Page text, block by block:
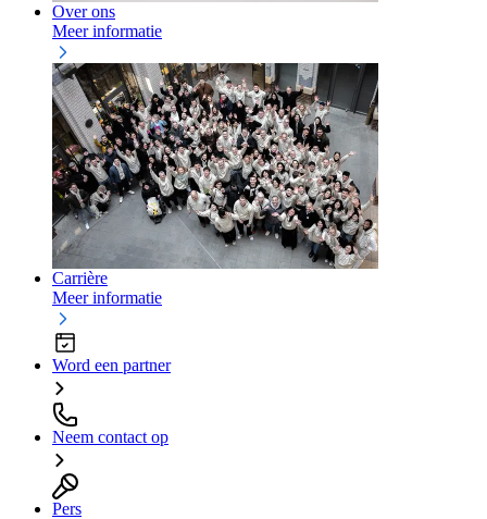
Over ons
Meer informatie
Carrière
Meer informatie
Word een partner
Neem contact op
Pers